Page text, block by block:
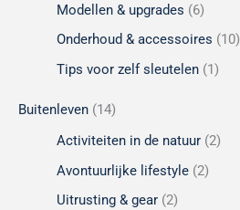
Modellen & upgrades (6)
Onderhoud & accessoires (10)
Tips voor zelf sleutelen(1)
Buitenleven (14)
Activiteiten in de natuur(2)
Avontuurlijke lifestyle(2)
Uitrusting & gear(2)